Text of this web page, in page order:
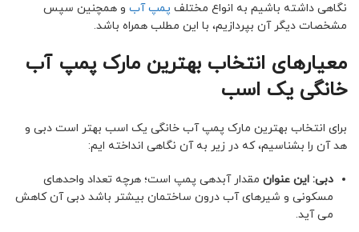
نگاهی داشته باشیم به انواع مختلف پمپ آب و همچنین سپس
مشخصات دیگر آن بپردازیم، با این مطلب همراه باشد.
معیارهای انتخاب بهترین مارک پمپ آب
خانگی یک اسب
برای انتخاب بهترین مارک پمپ آب خانگی یک اسب بهتر است دبی و
هد آن را بشناسیم، که در زیر به آن نگاهی انداخته ایم:
دبی: این عنوان مقدار آبدهی پمپ است؛ هرچه تعداد واحدهای
مسکونی و شیرهای آب درون ساختمان بیشتر باشد دبی آن کاهش
می آید.